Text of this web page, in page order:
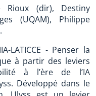
Rioux (dir), Destiny
(UQAM), Philippe
LATICCE - Penser la
à partir des leviers
à l’ère de l’IA
Développé dans le